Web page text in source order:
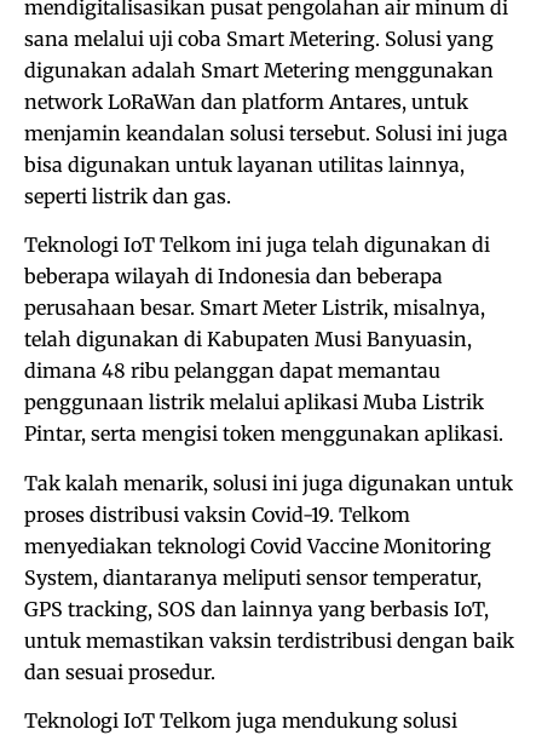
mendigitalisasikan pusat pengolahan air minum di
sana melalui uji coba Smart Metering. Solusi yang
digunakan adalah Smart Metering menggunakan
network LoRaWan dan platform Antares, untuk
menjamin keandalan solusi tersebut. Solusi ini juga
bisa digunakan untuk layanan utilitas lainnya,
seperti listrik dan gas.
Teknologi IoT Telkom ini juga telah digunakan di
beberapa wilayah di Indonesia dan beberapa
perusahaan besar. Smart Meter Listrik, misalnya,
telah digunakan di Kabupaten Musi Banyuasin,
dimana 48 ribu pelanggan dapat memantau
penggunaan listrik melalui aplikasi Muba Listrik
Pintar, serta mengisi token menggunakan aplikasi.
Tak kalah menarik, solusi ini juga digunakan untuk
proses distribusi vaksin Covid-19. Telkom
menyediakan teknologi Covid Vaccine Monitoring
System, diantaranya meliputi sensor temperatur,
GPS tracking, SOS dan lainnya yang berbasis IoT,
untuk memastikan vaksin terdistribusi dengan baik
dan sesuai prosedur.
Teknologi IoT Telkom juga mendukung solusi